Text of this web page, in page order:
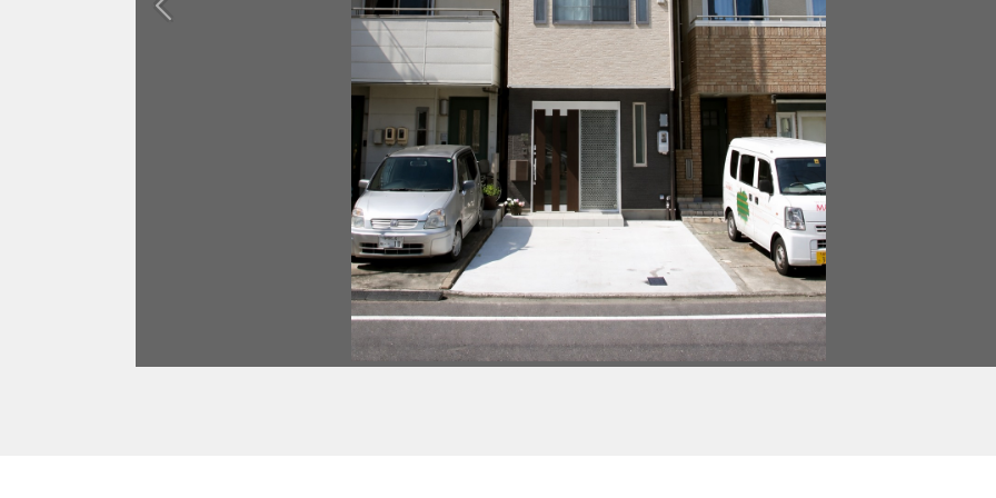
Previous